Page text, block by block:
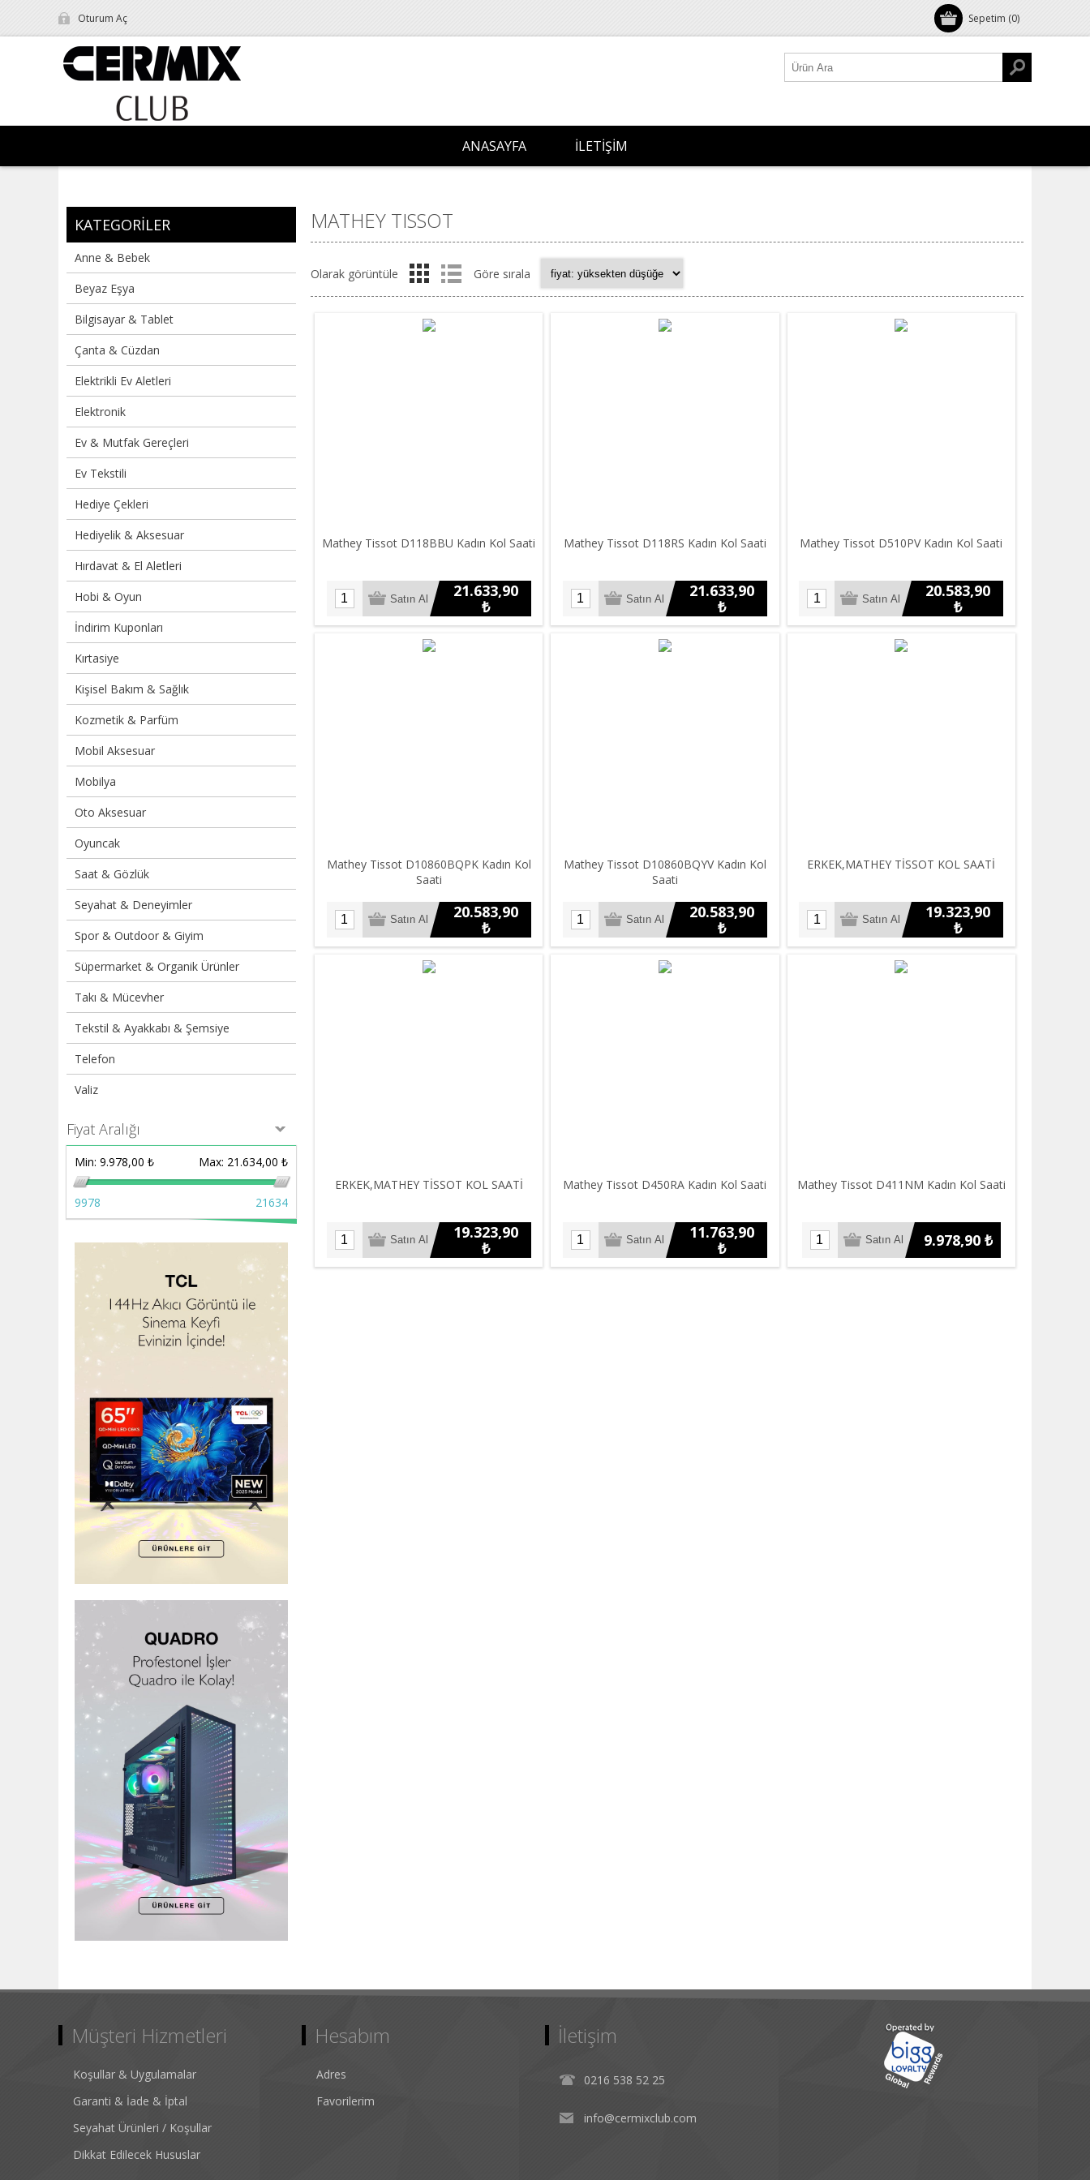
Sepetim (0)
Oturum Aç
ANASAYFA İLETIŞIM
KATEGORILER
Anne & Bebek
Beyaz Eşya
Bilgisayar & Tablet
Çanta & Cüzdan
Elektrikli Ev Aletleri
Elektronik
Ev & Mutfak Gereçleri
Ev Tekstili
Hediye Çekleri
Hediyelik & Aksesuar
Hırdavat & El Aletleri
Hobi & Oyun
İndirim Kuponları
Kırtasiye
Kişisel Bakım & Sağlık
Kozmetik & Parfüm
Mobil Aksesuar
Mobilya
Oto Aksesuar
Oyuncak
Saat & Gözlük
Seyahat & Deneyimler
Spor & Outdoor & Giyim
Süpermarket & Organik Ürünler
Takı & Mücevher
Tekstil & Ayakkabı & Şemsiye
Telefon
Valiz
Fiyat Aralığı
Min: 9.978,00 ₺ Max: 21.634,00 ₺
9978 21634
MATHEY TISSOT
Olarak görüntüle Göre sırala
Mathey Tissot D118BBU Kadın Kol Saati
21.633,90
₺
Mathey Tissot D118RS Kadın Kol Saati
21.633,90
₺
Mathey Tissot D510PV Kadın Kol Saati
20.583,90
₺
Mathey Tissot D10860BQPK Kadın Kol
Saati
20.583,90
₺
Mathey Tissot D10860BQYV Kadın Kol
Saati
20.583,90
₺
ERKEK,MATHEY TİSSOT KOL SAATİ
19.323,90
₺
ERKEK,MATHEY TİSSOT KOL SAATİ
19.323,90
₺
Mathey Tissot D450RA Kadın Kol Saati
11.763,90
₺
Mathey Tissot D411NM Kadın Kol Saati
9.978,90 ₺
Müşteri Hizmetleri
Koşullar & Uygulamalar
Garanti & İade & İptal
Seyahat Ürünleri / Koşullar
Dikkat Edilecek Hususlar
Hesabım
Adres
Favorilerim
İletişim
0216 538 52 25
info@cermixclub.com